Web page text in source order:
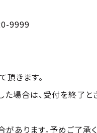
9999
頂きます。
場合は、受付を終了と
あります。予めご了承く